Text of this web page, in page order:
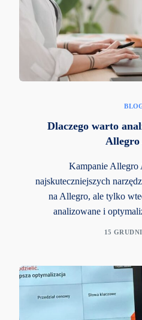
Dlaczego warto
Allegro
Kampanie Allegro
najskuteczniejszych
na Allegro, ale tylko
analizowane i
15